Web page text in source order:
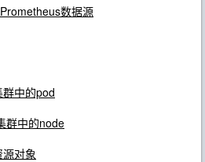
数据源
中的pod
群中的node
对象